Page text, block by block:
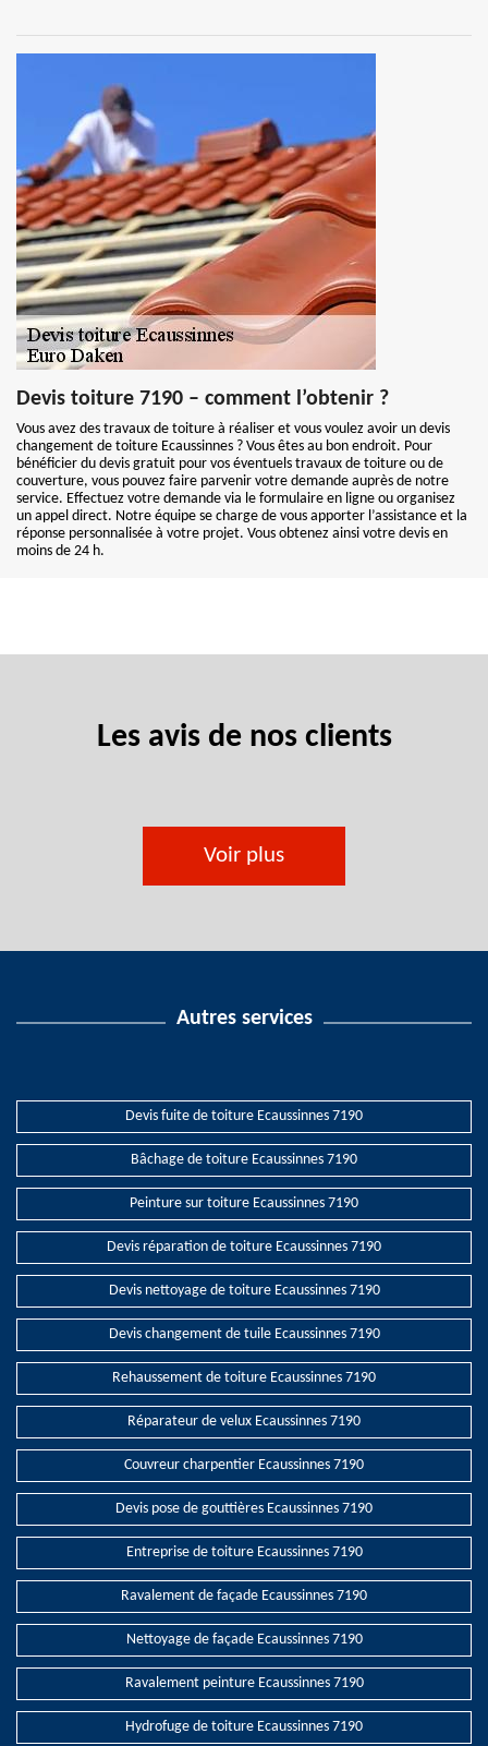
Devis toiture 7190 – comment l’obtenir ?
Vous avez des travaux de toiture à réaliser et vous voulez avoir un devis
changement de toiture Ecaussinnes ? Vous êtes au bon endroit. Pour
bénéficier du devis gratuit pour vos éventuels travaux de toiture ou de
couverture, vous pouvez faire parvenir votre demande auprès de notre
service. Effectuez votre demande via le formulaire en ligne ou organisez
un appel direct. Notre équipe se charge de vous apporter l’assistance et la
réponse personnalisée à votre projet. Vous obtenez ainsi votre devis en
moins de 24 h.
Les avis de nos clients
Voir plus
Autres services
Devis fuite de toiture Ecaussinnes 7190
Bâchage de toiture Ecaussinnes 7190
Peinture sur toiture Ecaussinnes 7190
Devis réparation de toiture Ecaussinnes 7190
Devis nettoyage de toiture Ecaussinnes 7190
Devis changement de tuile Ecaussinnes 7190
Rehaussement de toiture Ecaussinnes 7190
Réparateur de velux Ecaussinnes 7190
Couvreur charpentier Ecaussinnes 7190
Devis pose de gouttières Ecaussinnes 7190
Entreprise de toiture Ecaussinnes 7190
Ravalement de façade Ecaussinnes 7190
Nettoyage de façade Ecaussinnes 7190
Ravalement peinture Ecaussinnes 7190
Hydrofuge de toiture Ecaussinnes 7190